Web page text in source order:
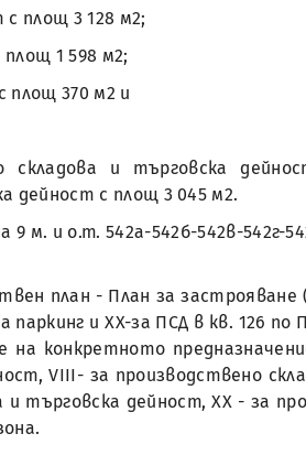
площ 3 128 м2;
1 598 м2;
площ 370 м2 и
складова и търговска
дейност с площ 3 045 м2.
м. и о.т. 542а-542б-542в-542г-
план - План за застрояване
и XX-за ПСД в кв. 126
конкретното
VIII- за производствено
търговска дейност, XX - за